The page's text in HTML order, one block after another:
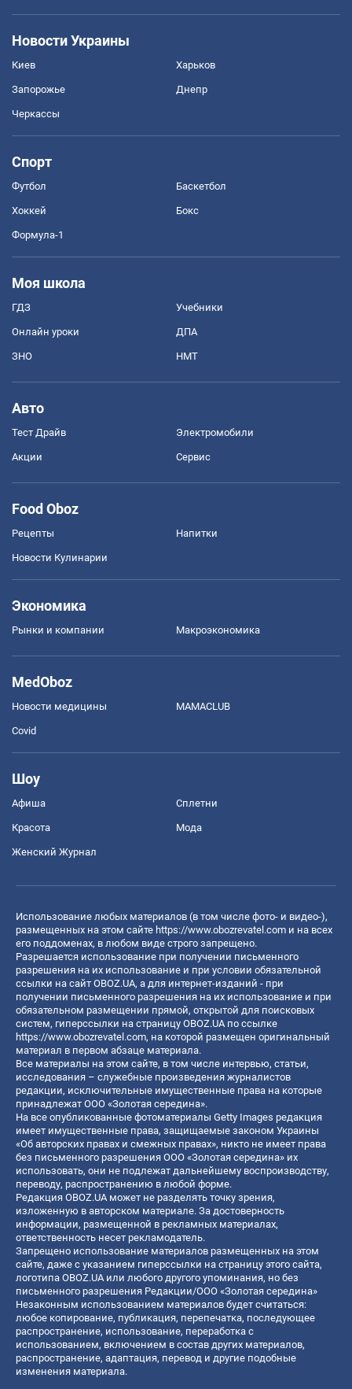
Новости Украины
Киев Харьков
Запорожье Днепр
Черкассы
Спорт
Футбол Баскетбол
Хоккей Бокс
Формула-1
Моя школа
ГДЗ Учебники
Онлайн уроки ДПА
ЗНО НМТ
Авто
Тест Драйв Электромобили
Акции Сервис
Food Oboz
Рецепты Напитки
Новости Кулинарии
Экономика
Рынки и компании Mакроэкономика
MedOboz
Новости медицины MAMACLUB
Covid
Шоу
Афиша Сплетни
Красота Мода
Женский Журнал
Использование любых материалов (в том числе фото- и видео-),
размещенных на этом сайте https://www.obozrevatel.com и на всех
его поддоменах, в любом виде строго запрещено.
Разрешается использование при получении письменного
разрешения на их использование и при условии обязательной
ссылки на сайт OBOZ.UA, а для интернет-изданий - при
получении письменного разрешения на их использование и при
обязательном размещении прямой, открытой для поисковых
систем, гиперссылки на страницу OBOZ.UA по ссылке
https://www.obozrevatel.com, на которой размещен оригинальный
материал в первом абзаце материала.
Все материалы на этом сайте, в том числе интервью, статьи,
исследования – служебные произведения журналистов
редакции, исключительные имущественные права на которые
принадлежат ООО «Золотая середина».
На все опубликованные фотоматериалы Getty Images редакция
имеет имущественные права, защищаемые законом Украины
«Об авторских правах и смежных правах», никто не имеет права
без письменного разрешения ООО «Золотая середина» их
использовать, они не подлежат дальнейшему воспроизводству,
переводу, распространению в любой форме.
Редакция OBOZ.UA может не разделять точку зрения,
изложенную в авторском материале. За достоверность
информации, размещенной в рекламных материалах,
ответственность несет рекламодатель.
Запрещено использование материалов размещенных на этом
сайте, даже с указанием гиперссылки на страницу этого сайта,
логотипа OBOZ.UA или любого другого упоминания, но без
письменного разрешения Редакции/ООО «Золотая середина»
Незаконным использованием материалов будет считаться:
любое копирование, публикация, перепечатка, последующее
распространение, использование, переработка с
использованием, включением в состав других материалов,
распространение, адаптация, перевод и другие подобные
изменения материала.